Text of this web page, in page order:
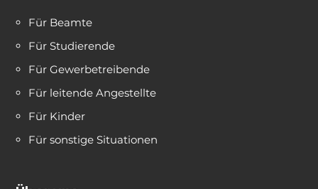
Für Beamte
Für Studierende
Für Gewerbetreibende
Für leitende Angestellte
Für Kinder
Für sonstige Situationen